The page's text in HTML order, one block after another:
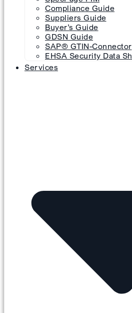
Compliance Guide
Suppliers Guide
Buyer’s Guide
GDSN Guide
SAP® GTIN-Connector
EHSA Security Data
Services